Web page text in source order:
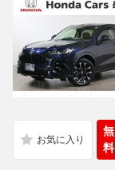
無
料